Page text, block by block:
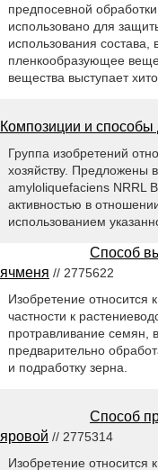
предпосевной
использовано для
использования
пленкообразующее
вещества выступает
Композиции и
Группа изобретений
хозяйству.
amyloliquefaciens NRRL
активностью в
использованием
Способ
ячменя // 2775622
Изобретение относится
частности к
протравливание семян,
предварительно
и подработку зерна.
Способ
яровой // 2775314
Изобретение относится